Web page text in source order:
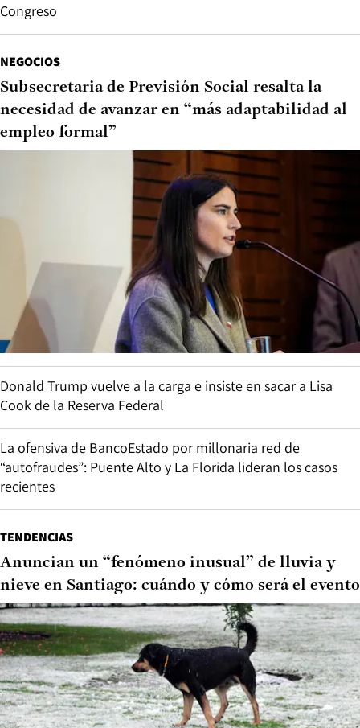
Congreso
NEGOCIOS
Subsecretaria de Previsión Social resalta la
necesidad de avanzar en “más adaptabilidad al
empleo formal”
Donald Trump vuelve a la carga e insiste en sacar a Lisa
Cook de la Reserva Federal
La ofensiva de BancoEstado por millonaria red de
“autofraudes”: Puente Alto y La Florida lideran los casos
recientes
TENDENCIAS
Anuncian un “fenómeno inusual” de lluvia y
nieve en Santiago: cuándo y cómo será el evento